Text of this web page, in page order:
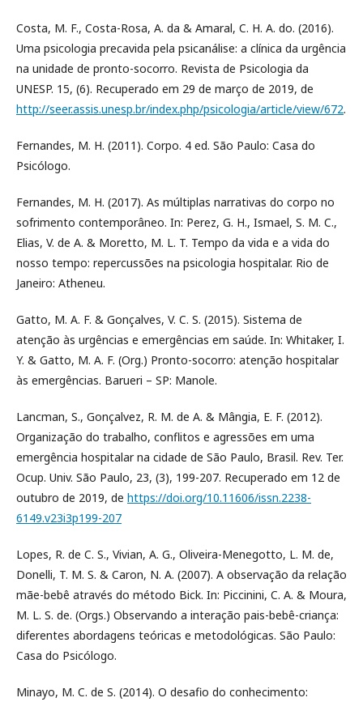
Costa, M. F., Costa-Rosa, A. da & Amaral, C. H. A. do. (2016).
Uma psicologia precavida pela psicanálise: a clínica da urgência
na unidade de pronto-socorro. Revista de Psicologia da
UNESP. 15, (6). Recuperado em 29 de março de 2019, de
http://seer.assis.unesp.br/index.php/psicologia/article/view/672.
Fernandes, M. H. (2011). Corpo. 4 ed. São Paulo: Casa do
Psicólogo.
Fernandes, M. H. (2017). As múltiplas narrativas do corpo no
sofrimento contemporâneo. In: Perez, G. H., Ismael, S. M. C.,
Elias, V. de A. & Moretto, M. L. T. Tempo da vida e a vida do
nosso tempo: repercussões na psicologia hospitalar. Rio de
Janeiro: Atheneu.
Gatto, M. A. F. & Gonçalves, V. C. S. (2015). Sistema de
atenção às urgências e emergências em saúde. In: Whitaker, I.
Y. & Gatto, M. A. F. (Org.) Pronto-socorro: atenção hospitalar
às emergências. Barueri – SP: Manole.
Lancman, S., Gonçalvez, R. M. de A. & Mângia, E. F. (2012).
Organização do trabalho, conflitos e agressões em uma
emergência hospitalar na cidade de São Paulo, Brasil. Rev. Ter.
Ocup. Univ. São Paulo, 23, (3), 199-207. Recuperado em 12 de
outubro de 2019, de https://doi.org/10.11606/issn.2238-
6149.v23i3p199-207
Lopes, R. de C. S., Vivian, A. G., Oliveira-Menegotto, L. M. de,
Donelli, T. M. S. & Caron, N. A. (2007). A observação da relação
mãe-bebê através do método Bick. In: Piccinini, C. A. & Moura,
M. L. S. de. (Orgs.) Observando a interação pais-bebê-criança:
diferentes abordagens teóricas e metodológicas. São Paulo:
Casa do Psicólogo.
Minayo, M. C. de S. (2014). O desafio do conhecimento: